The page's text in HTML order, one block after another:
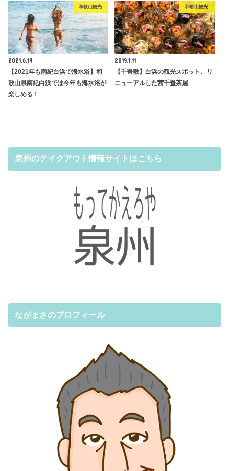
和歌山観光
2021.6.19
【2021年も南紀白浜で海水浴】和
歌山県南紀白浜では今年も海水浴が
楽しめる！
和歌山観光
2019.1.11
【千畳敷】白浜の観光スポット、リ
ニューアルした茜千畳茶屋
泉州のテイクアウト情報サイトはこちら
ながまさのプロフィール